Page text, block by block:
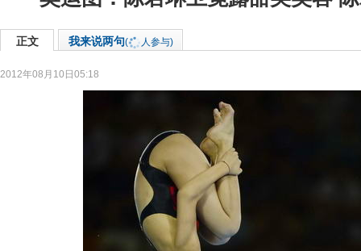
正文 我来说两句( 人参与)
2012年08月10日05:18